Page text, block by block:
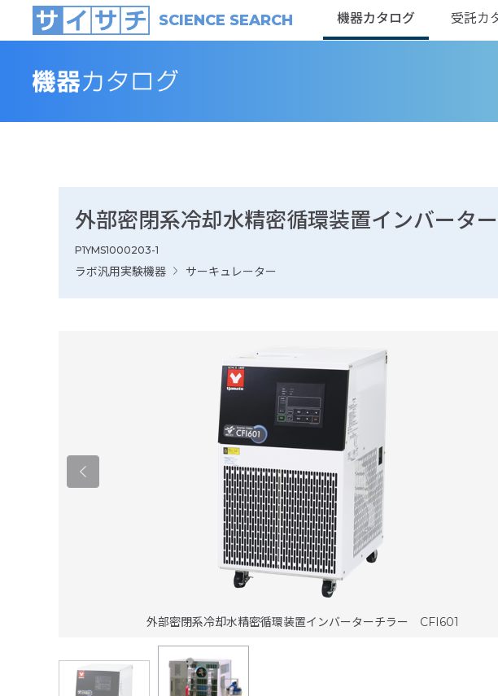
SCIENCE SEARCH 機器カタログ 受託カ
外部密閉系冷却水精密循環装置インバータ
P1YMS1000203-1
ラボ汎用実験機器 サーキュレーター
外部密閉系冷却水精密循環装置インバーターチラー CFI601